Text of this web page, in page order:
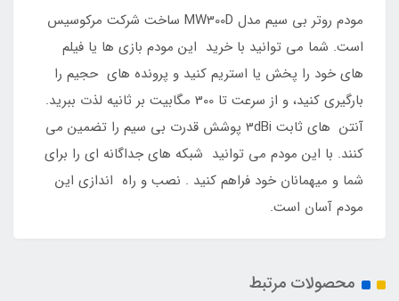
مودم روتر بی سیم مدل MW300D ساخت شرکت مرکوسیس
است. شما می توانید با خرید این مودم بازی ها یا فیلم
های خود را پخش یا استریم کنید و پرونده های حجیم را
بارگیری کنید، و از سرعت تا 300 مگابیت بر ثانیه لذت ببرید.
آنتن های ثابت 3dBi پوشش قدرت بی سیم را تضمین می
کنند. با این مودم می توانید شبکه های جداگانه ای را برای
شما و میهمانان خود فراهم کنید . نصب و راه اندازی این
مودم آسان است.
محصولات مرتبط